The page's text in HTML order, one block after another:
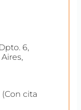
6,
(Con cita